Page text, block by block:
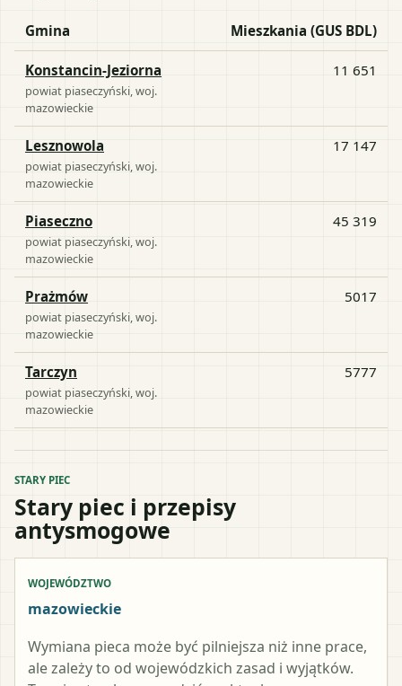
Gmina Mieszkania (GUS BDL)
Konstancin-Jeziorna
powiat piaseczyński , woj.
mazowieckie
11 651
Lesznowola
powiat piaseczyński , woj.
mazowieckie
17 147
Piaseczno
powiat piaseczyński , woj.
mazowieckie
45 319
Prażmów
powiat piaseczyński , woj.
mazowieckie
5017
Tarczyn
powiat piaseczyński , woj.
mazowieckie
5777
STARY PIEC
Stary piec i przepisy
antysmogowe
WOJEWÓDZTWO
mazowieckie
Wymiana pieca może być pilniejsza niż inne prace,
ale zależy to od wojewódzkich zasad i wyjątków.